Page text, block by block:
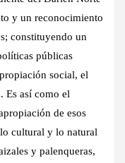
y un reconocimiento
constituyendo un
públicas
social, el
Es así como el
de esos
cultural y lo natural
y palenqueras,